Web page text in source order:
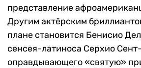
представление
Другим актёрским
плане становится Бенисио
сенсея-латиноса Серхио
оправдывающего «святую»